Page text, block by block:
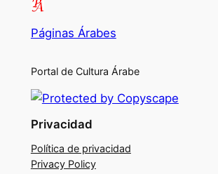
Páginas Árabes
Portal de Cultura Árabe
Privacidad
Política de privacidad
Privacy Policy